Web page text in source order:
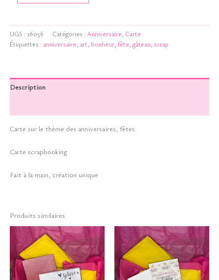
party
UGS : 26056 Catégories : Anniversaire, Carte
Étiquettes : anniversaire, art, bonheur, fête, gâteau, scrap
Description
Carte sur le thème des anniversaires, fêtes
Carte scrapbooking
Fait à la main, création unique
Produits similaires